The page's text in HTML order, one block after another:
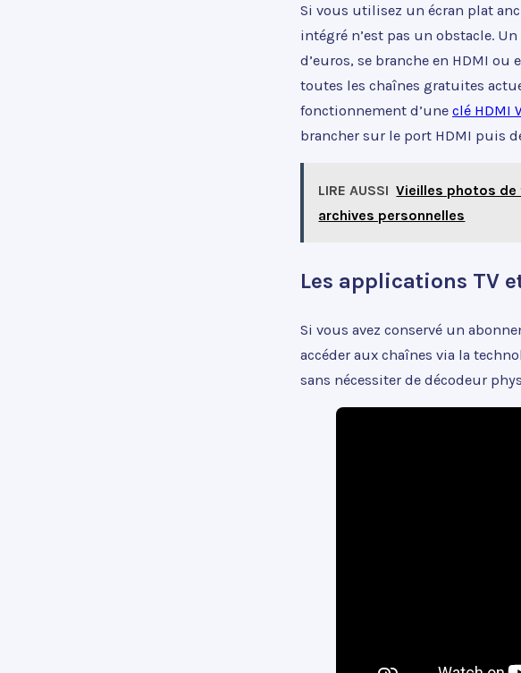
Si vous utilisez un écran plat
intégré n’est pas un obstacle. Un
d’euros, se branche en HDMI
toutes les chaînes gratuites
fonctionnement d’une clé HDMI
brancher sur le port HDMI puis
LIRE AUSSI Vieilles photos
archives personnelles
Les applications TV
Si vous avez conservé un
accéder aux chaînes via la
sans nécessiter de décodeur